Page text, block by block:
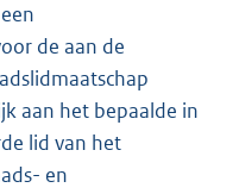
de aan de
aan het bepaalde in
lid van het
en